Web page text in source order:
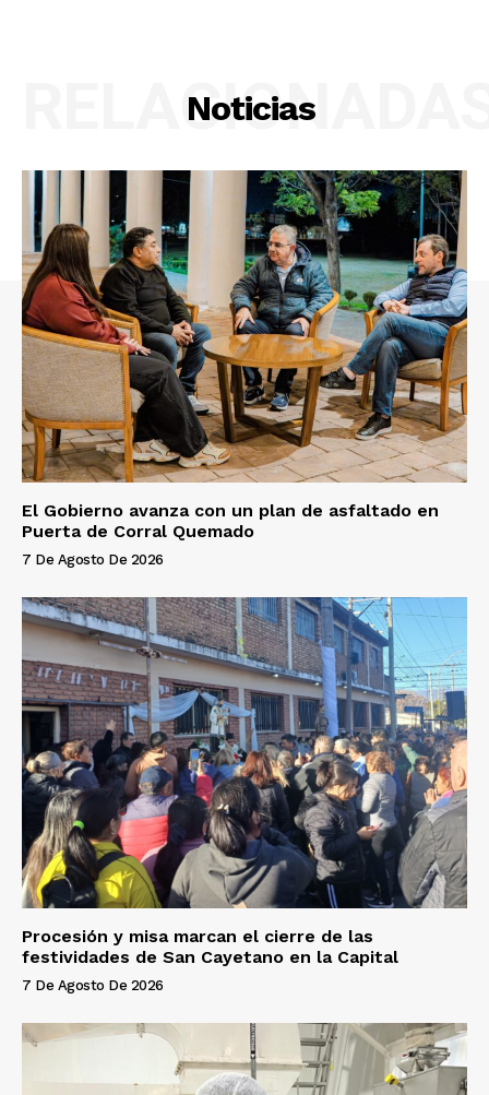
Noticias
El Gobierno avanza con un plan de asfaltado en
Puerta de Corral Quemado
7 De Agosto De 2026
Procesión y misa marcan el cierre de las
festividades de San Cayetano en la Capital
7 De Agosto De 2026